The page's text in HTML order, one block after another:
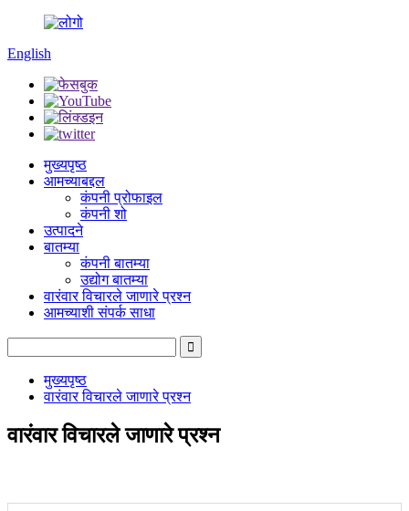
English
मुख्यपृष्ठ
आमच्याबद्दल
कंपनी प्रोफाइल
कंपनी शो
उत्पादने
बातम्या
कंपनी बातम्या
उद्योग बातम्या
वारंवार विचारले जाणारे प्रश्न
आमच्याशी संपर्क साधा
मुख्यपृष्ठ
वारंवार विचारले जाणारे प्रश्न
वारंवार विचारले जाणारे प्रश्न